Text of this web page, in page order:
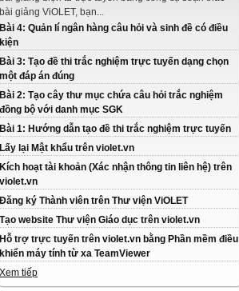
bài giảng ViOLET, bạn...
Bài 4: Quản lí ngân hàng câu hỏi và sinh đề có điều
kiện
Bài 3: Tạo đề thi trắc nghiệm trực tuyến dạng chọn
một đáp án đúng
Bài 2: Tạo cây thư mục chứa câu hỏi trắc nghiệm
đồng bộ với danh mục SGK
Bài 1: Hướng dẫn tạo đề thi trắc nghiệm trực tuyến
Lấy lại Mật khẩu trên violet.vn
Kích hoạt tài khoản (Xác nhận thông tin liên hệ) trên
violet.vn
Đăng ký Thành viên trên Thư viện ViOLET
Tạo website Thư viện Giáo dục trên violet.vn
Hỗ trợ trực tuyến trên violet.vn bằng Phần mềm điều
khiển máy tính từ xa TeamViewer
Xem tiếp